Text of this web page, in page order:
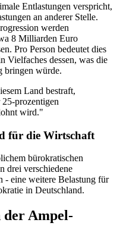
Entlastungen verspricht,
an anderer Stelle.
werden
8 Milliarden Euro
Pro Person bedeutet dies
Vielfaches dessen, was die
bringen würde.
Land bestraft,
prozentigen
wird."
für die Wirtschaft
bürokratischen
drei verschiedene
- eine weitere Belastung für
in Deutschland.
Ampel-